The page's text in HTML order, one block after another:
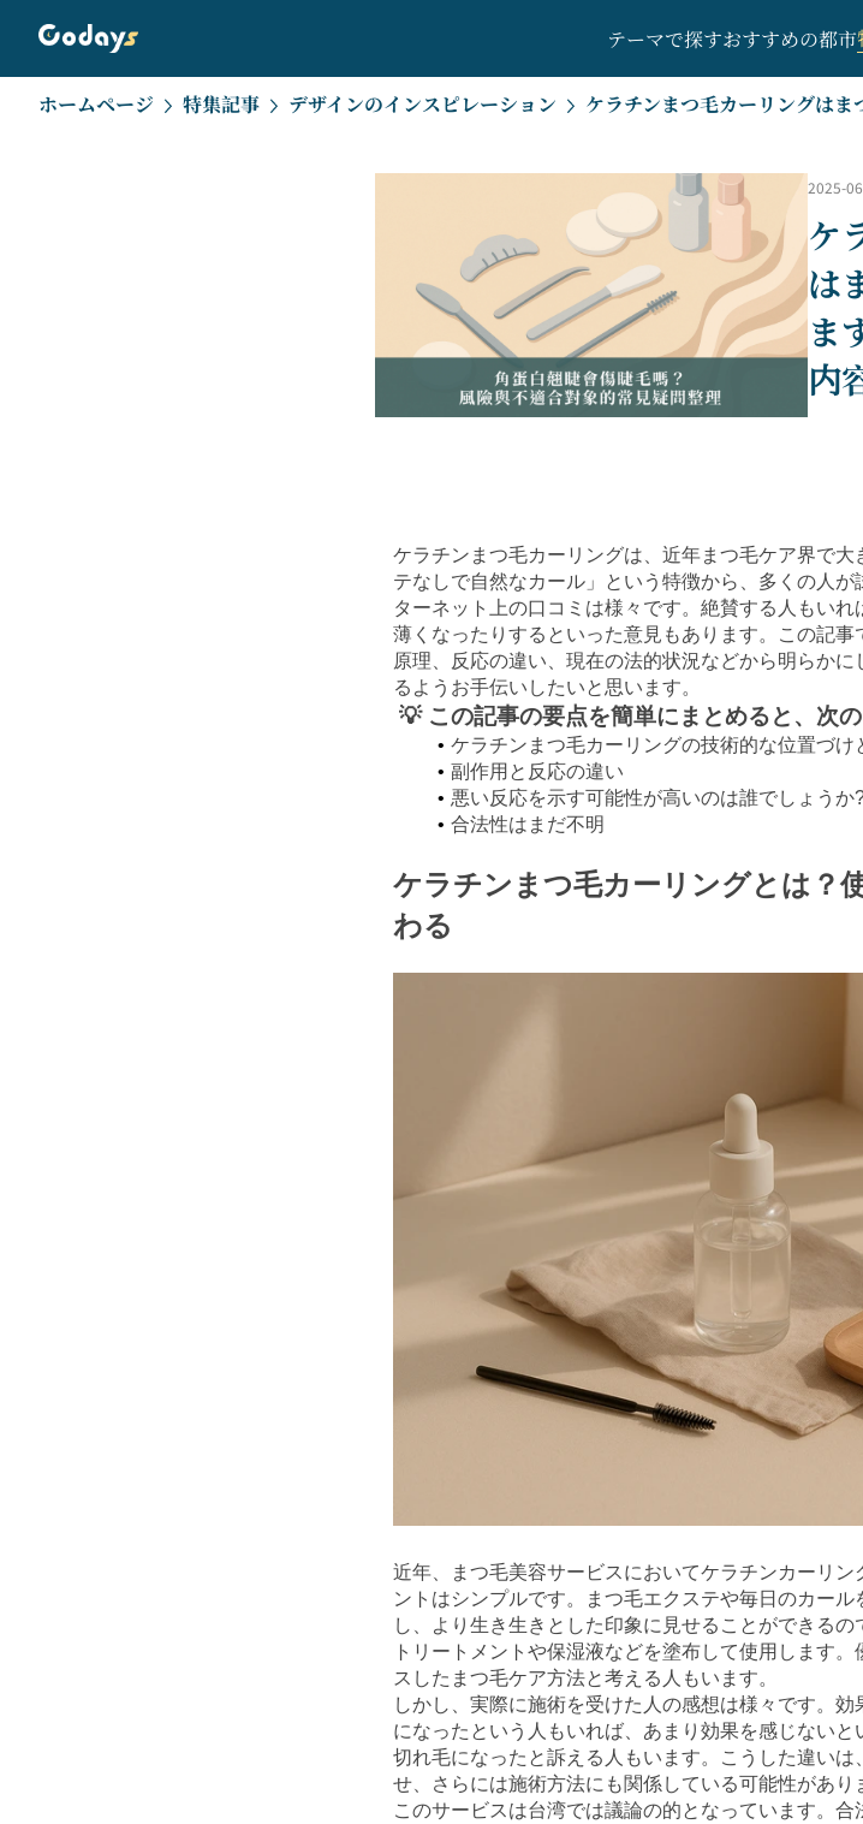
テーマで探すおすすめの都市
ホームページ 特集記事 デザインのインスピレーション
2025-
ケ
は
ま
内
ケラチンまつ毛カーリングは、近年まつ毛ケア界で
テなしで自然なカール」という特徴から、多くの人
ターネット上の口コミは様々です。絶賛する人もい
薄くなったりするといった意見もあります。この記事
原理、反応の違い、現在の法的状況などから明らか
るようお手伝いしたいと思います。
💡 この記事の要点を簡単にまとめると、次の
ケラチンまつ毛カーリングの技術的な位置づけ
副作用と反応の違い
悪い反応を示す可能性が高いのは誰でしょうか
合法性はまだ不明
ケラチンまつ毛カーリングとは？
わる
近年、まつ毛美容サービスにおいてケラチンカーリ
ントはシンプルです。まつ毛エクステや毎日のカー
し、より生き生きとした印象に見せることができる
トリートメントや保湿液などを塗布して使用します
スしたまつ毛ケア方法と考える人もいます。
しかし、実際に施術を受けた人の感想は様々です。
になったという人もいれば、あまり効果を感じないと
切れ毛になったと訴える人もいます。こうした違い
せ、さらには施術方法にも関係している可能性があり
このサービスは台湾では議論の的となっています。